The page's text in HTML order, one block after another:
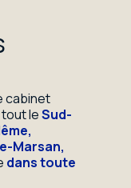
cabinet
leSud-
Marsan,
dans toute